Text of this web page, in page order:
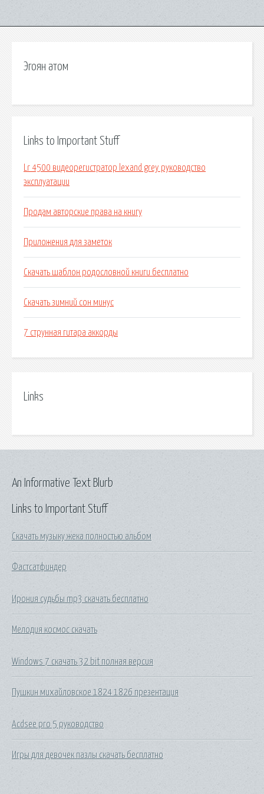
Эгоян атом
Links to Important Stuff
Lr 4500 видеорегистратор lexand grey руководство
эксплуатации
Продам авторские права на книгу
Приложения для заметок
Скачать шаблон родословной книги бесплатно
Скачать зимний сон минус
7 струнная гитара аккорды
Links
Links to Important Stuff
Скачать музыку жека полностью альбом
Фастсатфиндер
Ирония судьбы mp3 скачать бесплатно
Мелодия космос скачать
Windows 7 скачать 32 bit полная версия
Пушкин михайловское 1824 1826 презентация
Acdsee pro 5 руководство
Игры для девочек пазлы скачать бесплатно
An Informative Text Blurb